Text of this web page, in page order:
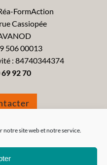
notre site web et notre service.
FormAction
Cassiopée
506 00013
: 84740344374
92 70